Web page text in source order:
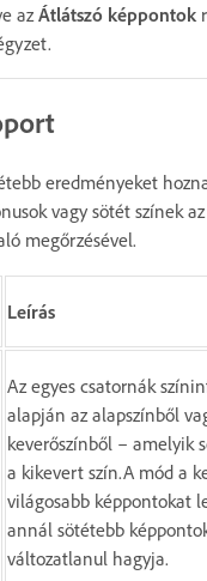
azÁtlátszó képpontok
eredményeket
vagy sötét színek
megőrzésével.
Leírás
Az egyes csatornák
alapján az alapszínből
keverőszínből – amelyik
a kikevert szín.A mód a
világosabb képpontokat
annál sötétebb
változatlanul hagyja.